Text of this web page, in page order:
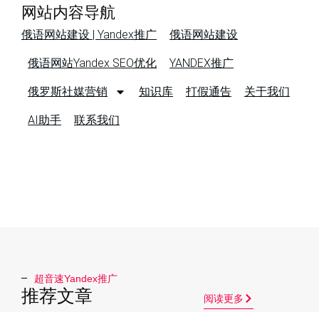
网站内容导航
俄语网站建设 | Yandex推广 俄语网站建设
俄语网站Yandex SEO优化 YANDEX推广
俄罗斯社媒营销 知识库 打假通告 关于我们
AI助手 联系我们
超音速Yandex推广​
推荐文章 阅读更多